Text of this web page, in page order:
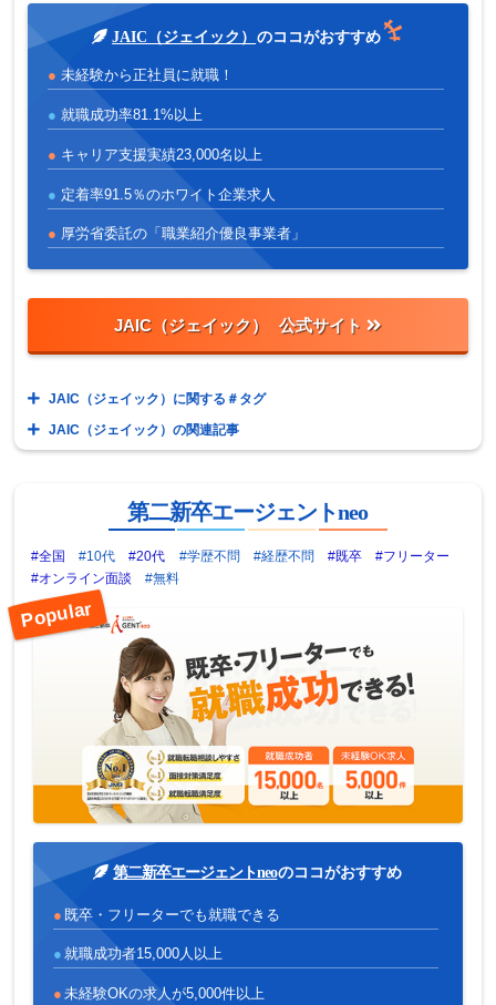
JAIC（ジェイック） のココがおすすめ
未経験から正社員に就職！
就職成功率81.1%以上
キャリア支援実績23,000名以上
定着率91.5％のホワイト企業求人
厚労省委託の「職業紹介優良事業者」
JAIC（ジェイック）
JAIC（ジェイック）に関する＃タグ
JAIC（ジェイック）の関連記事
第二新卒エージェントneo
#全国 #10代 #20代 #学歴不問 #経歴不問 #既卒
#フリーター
#オンライン面談
#無料
第二新卒エージェントneoのココがおすすめ
既卒・フリーターでも就職できる
就職成功者15,000人以上
未経験OKの求人が5,000件以上